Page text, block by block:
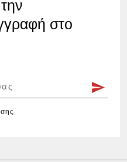
στο